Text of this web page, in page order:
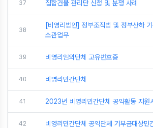
37 집합건물 관리단 신청 및 분쟁 사례
38
[비영리법인] 정부조직법 및 정부산하
소관업무
39 비영리임의단체 고유번호증
40 비영리민간단체
41 2023년 비영리민간단체 공익활동 지원
42 비영리민간단체 공익단체 기부금대상민